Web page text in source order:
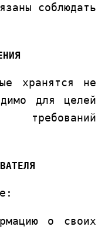
соблюдать
хранятся не
для целей
о своих